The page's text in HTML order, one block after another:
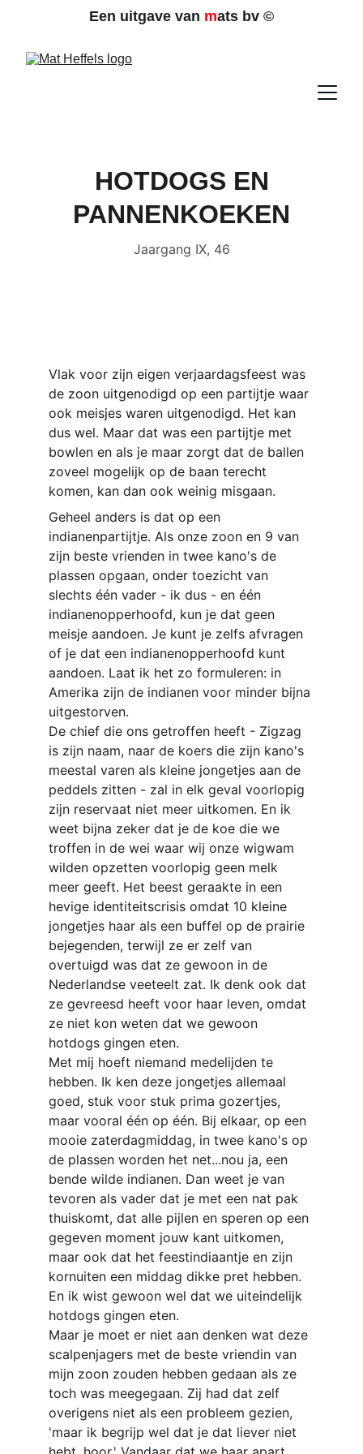
Een uitgave van mats bv ©
HOTDOGS EN
PANNENKOEKEN
Jaargang IX, 46
Vlak voor zijn eigen verjaardagsfeest was
de zoon uitgenodigd op een partijtje waar
ook meisjes waren uitgenodigd. Het kan
dus wel. Maar dat was een partijtje met
bowlen en als je maar zorgt dat de ballen
zoveel mogelijk op de baan terecht
komen, kan dan ook weinig misgaan.
Geheel anders is dat op een
indianenpartijtje. Als onze zoon en 9 van
zijn beste vrienden in twee kano's de
plassen opgaan, onder toezicht van
slechts één vader - ik dus - en één
indianenopperhoofd, kun je dat geen
meisje aandoen. Je kunt je zelfs afvragen
of je dat een indianenopperhoofd kunt
aandoen. Laat ik het zo formuleren: in
Amerika zijn de indianen voor minder bijna
uitgestorven.
De chief die ons getroffen heeft - Zigzag
is zijn naam, naar de koers die zijn kano's
meestal varen als kleine jongetjes aan de
peddels zitten - zal in elk geval voorlopig
zijn reservaat niet meer uitkomen. En ik
weet bijna zeker dat je de koe die we
troffen in de wei waar wij onze wigwam
wilden opzetten voorlopig geen melk
meer geeft. Het beest geraakte in een
hevige identiteitscrisis omdat 10 kleine
jongetjes haar als een buffel op de prairie
bejegenden, terwijl ze er zelf van
overtuigd was dat ze gewoon in de
Nederlandse veeteelt zat. Ik denk ook dat
ze gevreesd heeft voor haar leven, omdat
ze niet kon weten dat we gewoon
hotdogs gingen eten.
Met mij hoeft niemand medelijden te
hebben. Ik ken deze jongetjes allemaal
goed, stuk voor stuk prima gozertjes,
maar vooral één op één. Bij elkaar, op een
mooie zaterdagmiddag, in twee kano's op
de plassen worden het net...nou ja, een
bende wilde indianen. Dan weet je van
tevoren als vader dat je met een nat pak
thuiskomt, dat alle pijlen en speren op een
gegeven moment jouw kant uitkomen,
maar ook dat het feestindiaantje en zijn
kornuiten een middag dikke pret hebben.
En ik wist gewoon wel dat we uiteindelijk
hotdogs gingen eten.
Maar je moet er niet aan denken wat deze
scalpenjagers met de beste vriendin van
mijn zoon zouden hebben gedaan als ze
toch was meegegaan. Zij had dat zelf
overigens niet als een probleem gezien,
'maar ik begrijp wel dat je dat liever niet